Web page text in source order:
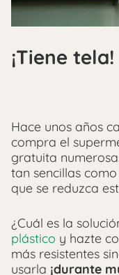
¡Tiene tela!
Hace unos años
compra el
gratuita
tan sencillas
que se reduzca
¿Cuál es la
plástico y hazte
más resistentes
usarla ¡durante